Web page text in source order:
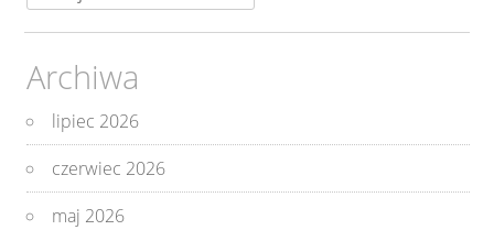
Archiwa
lipiec 2026
czerwiec 2026
maj 2026